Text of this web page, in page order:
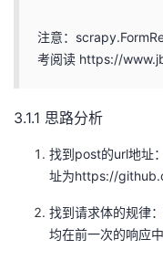
注意：
考阅读 https://
3.1.1 思路分析
找到post的url地址
址为https://
找到请求体的规律
均在前一次的响应中